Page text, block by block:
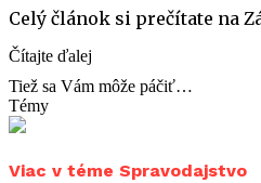
Celý článok si prečítate na
Čítajte ďalej
Tiež sa Vám môže páčiť…
Témy
Viac v téme Spravodajstvo